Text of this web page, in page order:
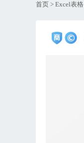
首页 > Excel表格